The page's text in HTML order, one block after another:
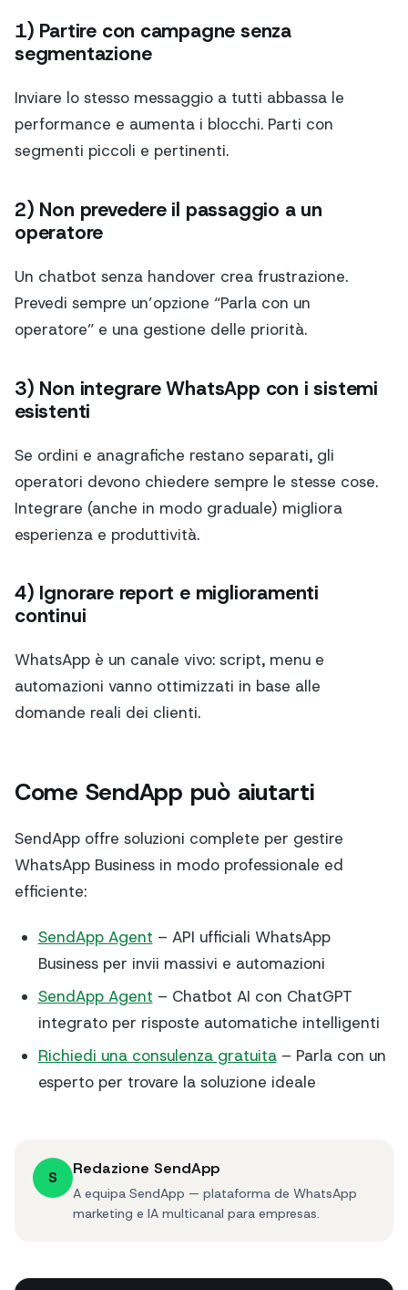
1) Partire con campagne senza
segmentazione
Inviare lo stesso messaggio a tutti abbassa le
performance e aumenta i blocchi. Parti con
segmenti piccoli e pertinenti.
2) Non prevedere il passaggio a un
operatore
Un chatbot senza handover crea frustrazione.
Prevedi sempre un’opzione “Parla con un
operatore” e una gestione delle priorità.
3) Non integrare WhatsApp con i sistemi
esistenti
Se ordini e anagrafiche restano separati, gli
operatori devono chiedere sempre le stesse cose.
Integrare (anche in modo graduale) migliora
esperienza e produttività.
4) Ignorare report e miglioramenti
continui
WhatsApp è un canale vivo: script, menu e
automazioni vanno ottimizzati in base alle
domande reali dei clienti.
Come SendApp può aiutarti
SendApp offre soluzioni complete per gestire
WhatsApp Business in modo professionale ed
efficiente:
SendApp Agent – API ufficiali WhatsApp
Business per invii massivi e automazioni
SendApp Agent – Chatbot AI con ChatGPT
integrato per risposte automatiche intelligenti
Richiedi una consulenza gratuita– Parla con un
esperto per trovare la soluzione ideale
S Redazione SendApp
A equipa SendApp — plataforma de WhatsApp
marketing e IA multicanal para empresas.